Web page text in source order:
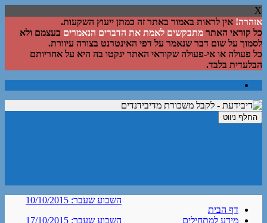
X
אזהרה! אין לראות באמור באתר זה כמתן ייעוץ השקעות.
כל קוראי האתר מתבקשים לאמת את הדברים הנאמרים בעצמם ולא
לסמוך על שום דבר שנאמר על דפי האינטרנט בצורה עיוורת.
כל פעולה או אי-פעולה שקוראי האתר ינקטו בה היא על אחריותם
הבלעדית בלבד.
החלף ניווט
דף הבית
מידע למתחילים
השבוע שעבר: 10/10/2015
השבוע שעבר: 17/10/2015